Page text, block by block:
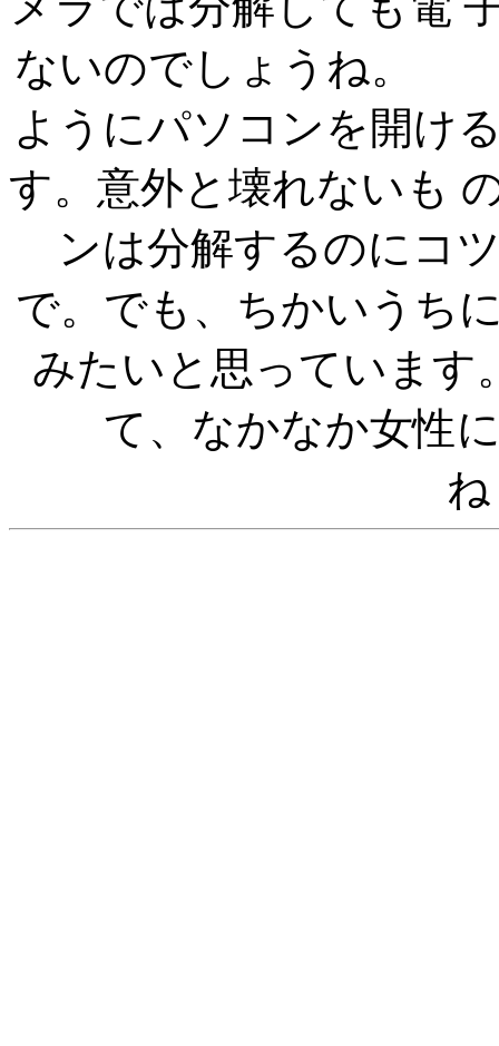
ないので
ようにパソコンを開け
す。意外と壊れないも
ンは分解するのにコ
で。でも、ちかいうち
みたいと思っていま
て、なかなか女性